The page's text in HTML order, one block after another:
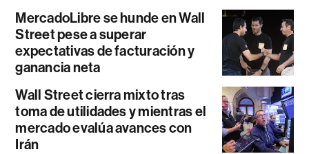
MercadoLibre se hunde en Wall
Street pese a superar
expectativas de facturación y
ganancia neta
Wall Street cierra mixto tras
toma de utilidades y mientras el
mercado evalúa avances con
Irán